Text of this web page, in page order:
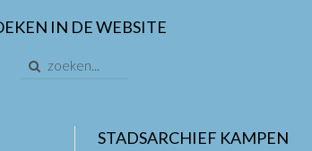
IN DE WEBSITE
STADSARCHIEF KAMPEN